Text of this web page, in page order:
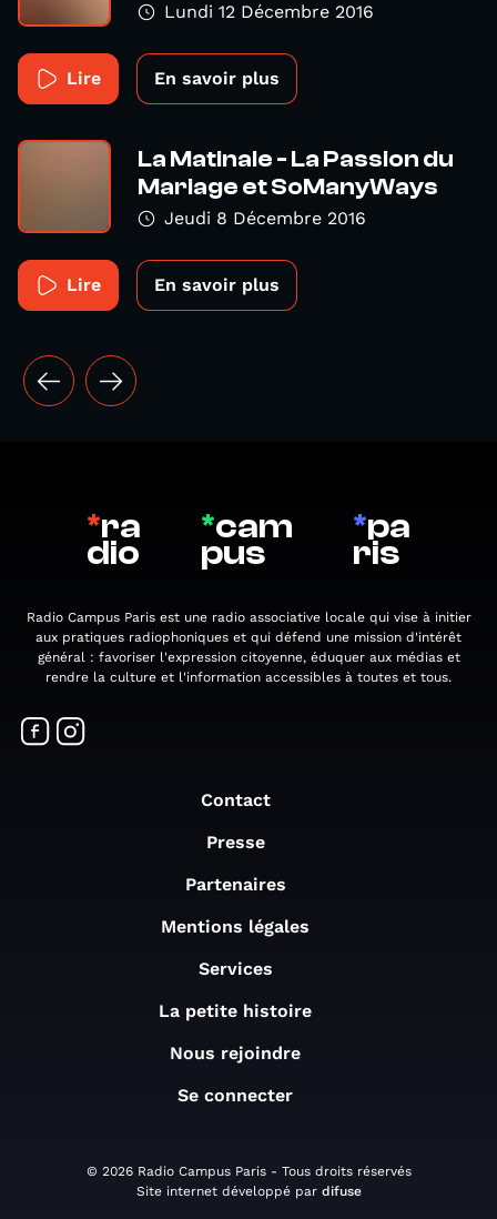
Lundi 12 Décembre 2016
Lire En savoir plus
La Matinale - La Passion du
Mariage et SoManyWays
Jeudi 8 Décembre 2016
Lire En savoir plus
*ra
dio
*cam
pus
*pa
ris
Radio Campus Paris est une radio associative locale qui vise à initier
aux pratiques radiophoniques et qui défend une mission d'intérêt
général : favoriser l'expression citoyenne, éduquer aux médias et
rendre la culture et l'information accessibles à toutes et tous.
Contact
Presse
Partenaires
Mentions légales
Services
La petite histoire
Nous rejoindre
Se connecter
© 2026 Radio Campus Paris - Tous droits réservés
Site internet développé par difuse